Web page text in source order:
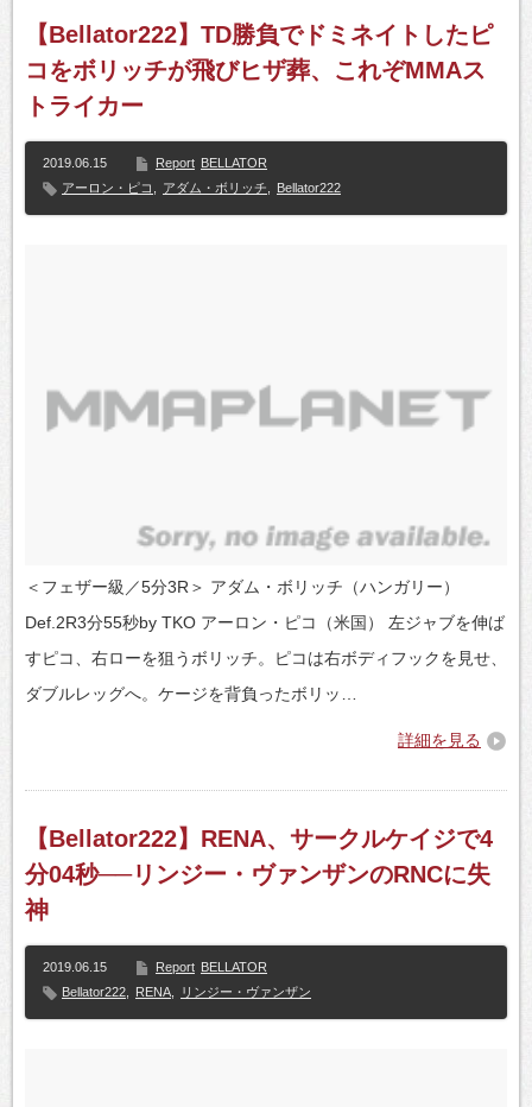
【Bellator222】TD勝負でドミネイトしたピ
コをボリッチが飛びヒザ葬、これぞMMAス
トライカー
2019.06.15 Report BELLATOR
アーロン・ピコ , アダム・ボリッチ, Bellator222
＜フェザー級／5分3R＞ アダム・ボリッチ（ハンガリー）
Def.2R3分55秒by TKO アーロン・ピコ（米国） 左ジャブを伸ば
すピコ、右ローを狙うボリッチ。ピコは右ボディフックを見せ、
ダブルレッグへ。ケージを背負ったボリッ…
詳細を見る
【Bellator222】RENA、サークルケイジで4
分04秒──リンジー・ヴァンザンのRNCに失
神
2019.06.15 Report BELLATOR
Bellator222
RENA リンジー・ヴァンザン